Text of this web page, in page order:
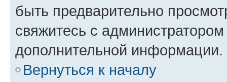
быть предварительно
свяжитесь с
дополнительной информации.
Вернуться к началу